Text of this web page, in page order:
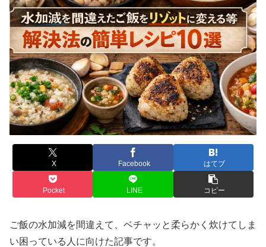
X Facebook はてブ
Pocket LINE コピー
ご飯の水加減を間違えて、ベチャッと柔らかく炊けてしま
い困っている人に向けた記事です。